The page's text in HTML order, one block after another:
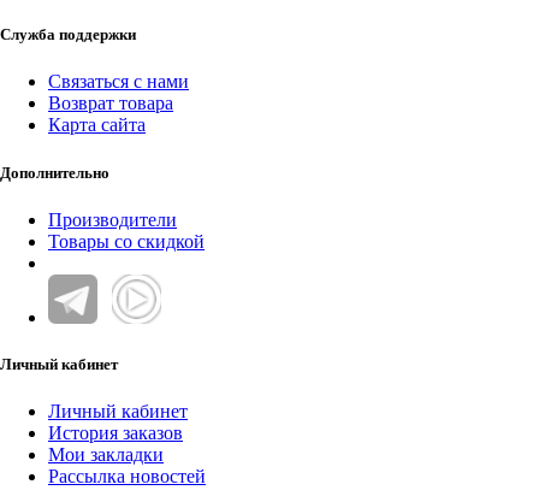
Служба поддержки
Связаться с нами
Возврат товара
Карта сайта
Дополнительно
Производители
Товары со скидкой
Личный кабинет
Личный кабинет
История заказов
Мои закладки
Рассылка новостей